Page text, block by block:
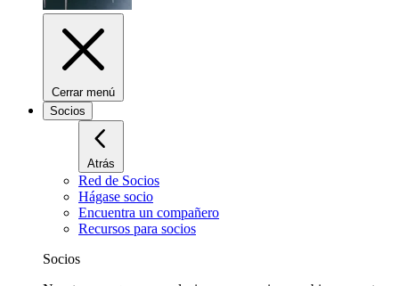
Cerrar menú
Socios
Atrás
Red de Socios
Hágase socio
Encuentra un compañero
Recursos para socios
Socios